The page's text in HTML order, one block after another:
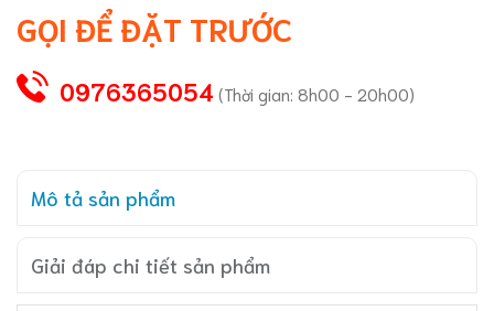
GỌI ĐỂ ĐẶT TRƯỚC
0976365054 (Thời gian: 8h00 - 20h00)
Mô tả sản phẩm
Giải đáp chi tiết sản phẩm